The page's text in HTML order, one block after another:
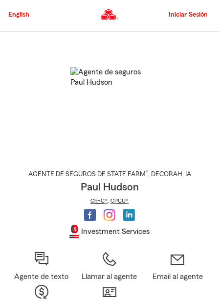
al
principal
English Iniciar Sesión
AGENTE DE SEGUROS DE STATE FARM®, DECORAH , IA
Paul Hudson
ChFC® CPCU®
Investment Services
Agente de texto Llamar al agente Email al agente